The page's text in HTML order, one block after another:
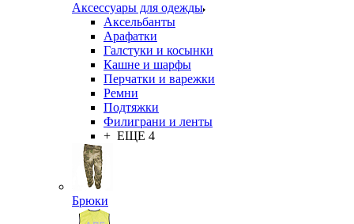
Аксессуары для одежды
Аксельбанты
Арафатки
Галстуки и косынки
Кашне и шарфы
Перчатки и варежки
Ремни
Подтяжки
Филиграни и ленты
+ ЕЩЕ 4
Брюки